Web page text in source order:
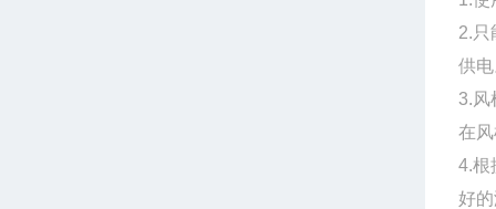
2.只
供
3.风
在
4.根
好